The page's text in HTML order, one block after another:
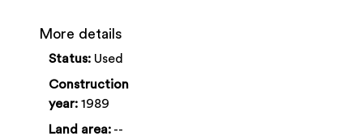
More details
Status: Used
Construction
year: 1989
Land area: --